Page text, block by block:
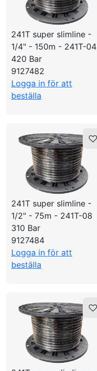
SKAPA PROFIL
241T super slimline -
1/4" - 150m - 241T-04
420 Bar
9127482
Logga in för att
beställa
241T super slimline -
1/2" - 75m - 241T-08
310 Bar
9127484
Logga in för att
beställa